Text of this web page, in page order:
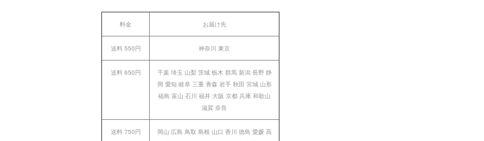
料金 お届け先
送料 550円 神奈川 東京
送料 650円
千葉 埼玉 山梨 茨城 栃木 群馬 新潟 長野 静
岡 愛知 岐阜 三重 青森 岩手 秋田 宮城 山形
福島 富山 石川 福井 大阪 京都 兵庫 和歌山
滋賀 奈良
送料 750円
岡山 広島 鳥取 島根 山口 香川 徳島 愛媛 高